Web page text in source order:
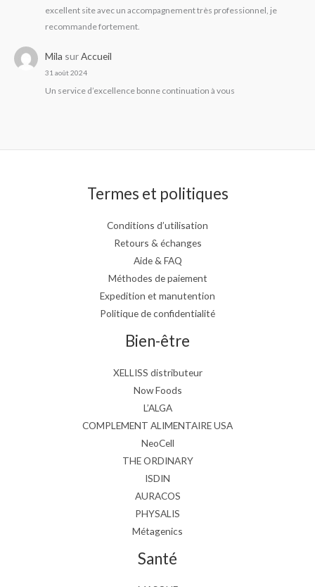
excellent site avec un accompagnement très professionnel, je
recommande fortement.
Mila surAccueil
31 août 2024
Un service d’excellence bonne continuation à vous
Termes et politiques
Conditions d’utilisation
Retours & échanges
Aide & FAQ
Méthodes de paiement
Expedition et manutention
Politique de confidentialité
Bien-être
XELLISS distributeur
Now Foods
L’ALGA
COMPLEMENT ALIMENTAIRE USA
NeoCell
THE ORDINARY
ISDIN
AURACOS
PHYSALIS
Métagenics
Santé